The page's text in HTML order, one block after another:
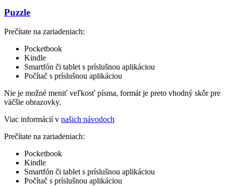
Puzzle
Prečítate na zariadeniach:
Pocketbook
Kindle
Smartfón či tablet s príslušnou aplikáciou
Počítač s príslušnou aplikáciou
Nie je možné meniť veľkosť písma, formát je preto vhodný skôr pre
väčšie obrazovky.
Viac informácií v našich návodoch
Prečítate na zariadeniach:
Pocketbook
Kindle
Smartfón či tablet s príslušnou aplikáciou
Počítač s príslušnou aplikáciou